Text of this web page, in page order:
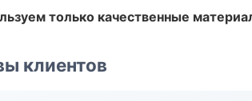
только качественные
клиентов